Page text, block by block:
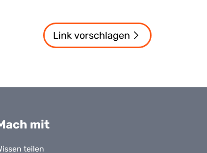
Link vorschlagen
mit
teilen